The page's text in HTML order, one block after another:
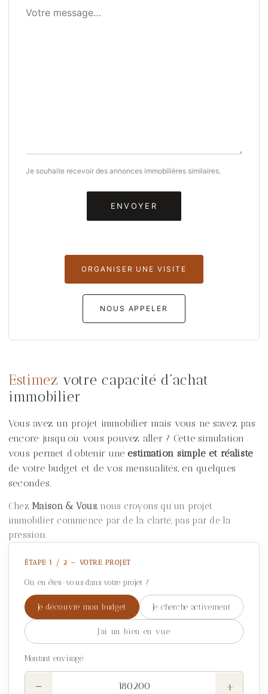
Je souhaite recevoir des annonces immobilières similaires.
ORGANISER UNE VISITE
NOUS APPELER
Estimez votre capacité d’achat
immobilier
Vous avez un projet immobilier mais vous ne savez pas
encore jusqu’où vous pouvez aller ? Cette simulation
vous permet d’obtenir une estimation simple et réaliste
de votre budget et de vos mensualités, en quelques
secondes.
Chez Maison & Vous, nous croyons qu’un projet
immobilier commence par de la clarté, pas par de la
pression.
ÉTAPE 1 / 2 — VOTRE PROJET
Où en êtes-vous dans votre projet ?
Je découvre mon budget Je cherche activement
J’ai un bien en vue
Montant envisagé
− +